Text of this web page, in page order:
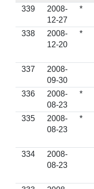
339
2008-
12-27
*
338
2008-
12-20
*
337
2008-
09-30
336
2008-
08-23
*
335
2008-
08-23
*
334
2008-
08-23